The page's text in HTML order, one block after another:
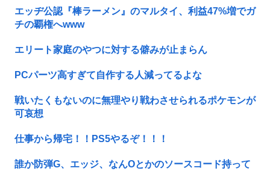
エッヂ公認『棒ラーメン』のマルタイ、利益47%増でガ
チの覇権へwww
エリート家庭のやつに対する僻みが止まらん
PCパーツ高すぎて自作する人減ってるよな
戦いたくもないのに無理やり戦わさせられるポケモンが
可哀想
仕事から帰宅！！PS5やるぞ！！！
誰か防弾G、エッジ、なんOとかのソースコード持って